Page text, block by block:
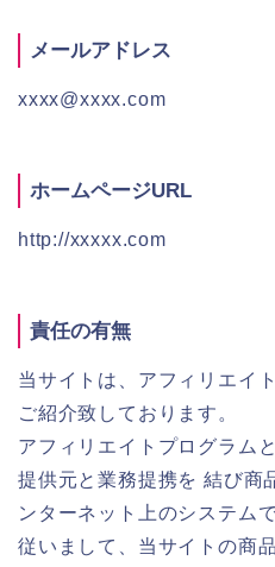
メールアドレス
xxxx@xxxx.com
ホームページURL
http://xxxxx.com
責任の有無
当サイトは、アフィリエイ
ご紹介致しております。
アフィリエイトプログラム
提供元と業務提携を 結び商
ンターネット上のシステムで
従いまして、当サイトの商